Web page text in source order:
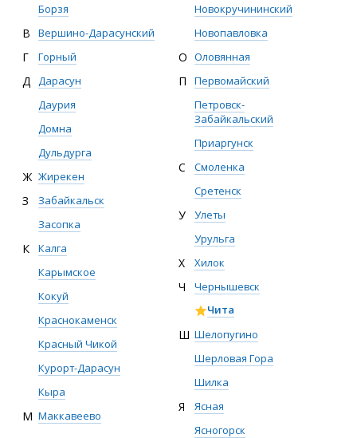
Борзя
В Вершино-Дарасунский
Г Горный
Д Дарасун
Даурия
Домна
Дульдурга
Ж Жирекен
З
Забайкальск
Засопка
К
Калга
Карымское
Кокуй
Краснокаменск
Красный Чикой
Курорт-Дарасун
Кыра
М Маккавеево
Новокручининский
Новопавловка
О Оловянная
П
Первомайский
Петровск-
Забайкальский
Приаргунск
С
Смоленка
Сретенск
У
Улеты
Урульга
Х Хилок
Ч
Чернышевск
Чита
Ш Шелопугино
Шерловая Гора
Шилка
Я
Ясная
Ясногорск